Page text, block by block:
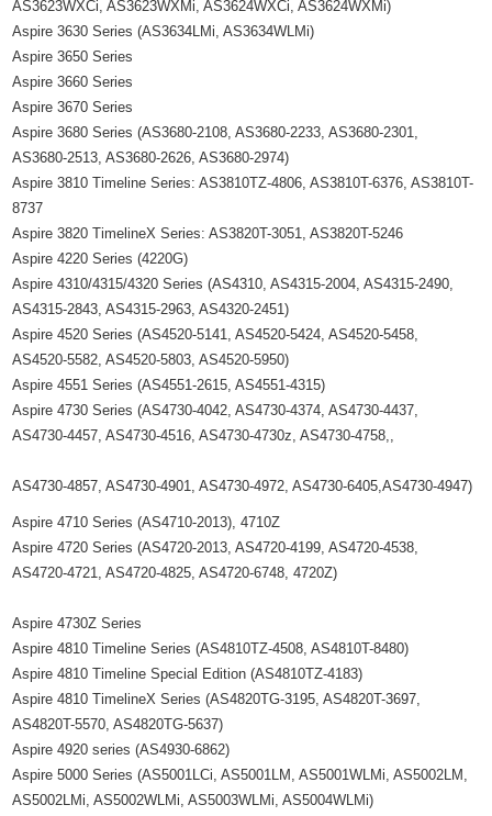
AS3623WXCi, AS3623WXMi, AS3624WXCi, AS3624WXMi)
Aspire 3630 Series (AS3634LMi, AS3634WLMi)
Aspire 3650 Series
Aspire 3660 Series
Aspire 3670 Series
Aspire 3680 Series (AS3680-2108, AS3680-2233, AS3680-2301,
AS3680-2513, AS3680-2626, AS3680-2974)
Aspire 3810 Timeline Series: AS3810TZ-4806, AS3810T-6376, AS3810T-
8737
Aspire 3820 TimelineX Series: AS3820T-3051, AS3820T-5246
Aspire 4220 Series (4220G)
Aspire 4310/4315/4320 Series (AS4310, AS4315-2004, AS4315-2490,
AS4315-2843, AS4315-2963, AS4320-2451)
Aspire 4520 Series (AS4520-5141, AS4520-5424, AS4520-5458,
AS4520-5582, AS4520-5803, AS4520-5950)
Aspire 4551 Series (AS4551-2615, AS4551-4315)
Aspire 4730 Series (AS4730-4042, AS4730-4374, AS4730-4437,
AS4730-4457, AS4730-4516, AS4730-4730z, AS4730-4758,,
AS4730-4857, AS4730-4901, AS4730-4972, AS4730-6405,AS4730-4947)
Aspire 4710 Series (AS4710-2013), 4710Z
Aspire 4720 Series (AS4720-2013, AS4720-4199, AS4720-4538,
AS4720-4721, AS4720-4825, AS4720-6748, 4720Z)
Aspire 4730Z Series
Aspire 4810 Timeline Series (AS4810TZ-4508, AS4810T-8480)
Aspire 4810 Timeline Special Edition (AS4810TZ-4183)
Aspire 4810 TimelineX Series (AS4820TG-3195, AS4820T-3697,
AS4820T-5570, AS4820TG-5637)
Aspire 4920 series (AS4930-6862)
Aspire 5000 Series (AS5001LCi, AS5001LM, AS5001WLMi, AS5002LM,
AS5002LMi, AS5002WLMi, AS5003WLMi, AS5004WLMi)